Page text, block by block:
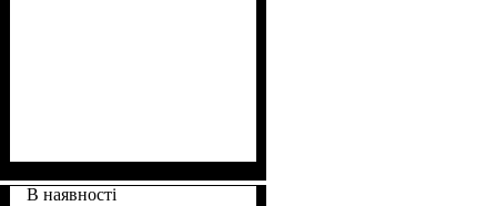
В наявності